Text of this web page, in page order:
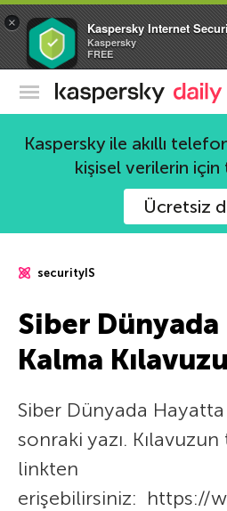
× Kaspersky Internet
Kaspersky
FREE
Kaspersky ile akıllı
kişisel verilerin
Ücretsiz
securityIS
Siber
Kalma
Siber Dünyada Hayatta
sonraki yazı.
linkten
erişebilirsiniz: https://